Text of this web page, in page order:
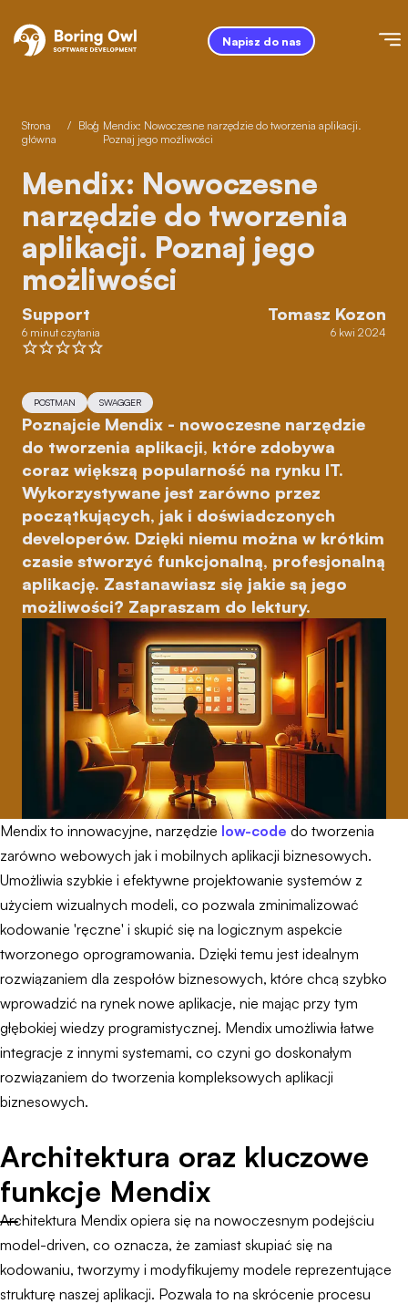
Napisz do nas
Strona
główna
/ Blog
/
Mendix: Nowoczesne narzędzie do tworzenia aplikacji.
Poznaj jego możliwości
Mendix: Nowoczesne
narzędzie do tworzenia
aplikacji. Poznaj jego
możliwości
Support
6 minut czytania
Tomasz Kozon
6 kwi 2024
POSTMAN SWAGGER
Poznajcie Mendix - nowoczesne narzędzie
do tworzenia aplikacji, które zdobywa
coraz większą popularność na rynku IT.
Wykorzystywane jest zarówno przez
początkujących, jak i doświadczonych
developerów. Dzięki niemu można w krótkim
czasie stworzyć funkcjonalną, profesjonalną
aplikację. Zastanawiasz się jakie są jego
możliwości? Zapraszam do lektury.
Mendix to innowacyjne, narzędzie low-code do tworzenia
zarówno webowych jak i mobilnych aplikacji biznesowych.
Umożliwia szybkie i efektywne projektowanie systemów z
użyciem wizualnych modeli, co pozwala zminimalizować
kodowanie 'ręczne' i skupić się na logicznym aspekcie
tworzonego oprogramowania. Dzięki temu jest idealnym
rozwiązaniem dla zespołów biznesowych, które chcą szybko
wprowadzić na rynek nowe aplikacje, nie mając przy tym
głębokiej wiedzy programistycznej. Mendix umożliwia łatwe
integracje z innymi systemami, co czyni go doskonałym
rozwiązaniem do tworzenia kompleksowych aplikacji
biznesowych.
Architektura oraz kluczowe
funkcje Mendix
Architektura Mendix opiera się na nowoczesnym podejściu
model-driven, co oznacza, że zamiast skupiać się na
kodowaniu, tworzymy i modyfikujemy modele reprezentujące
strukturę naszej aplikacji. Pozwala to na skrócenie procesu